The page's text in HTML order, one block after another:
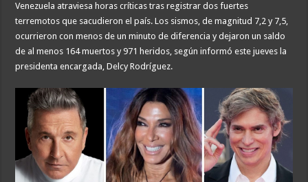
Descartado un Plan Platita, asoma el crédito en dólares
Venezuela atraviesa horas críticas tras registrar dos fuertes
terremotos que sacudieron el país. Los sismos, de magnitud 7,2 y 7,5,
ocurrieron con menos de un minuto de diferencia y dejaron un saldo
de al menos 164 muertos y 971 heridos, según informó este jueves la
presidenta encargada, Delcy Rodríguez.